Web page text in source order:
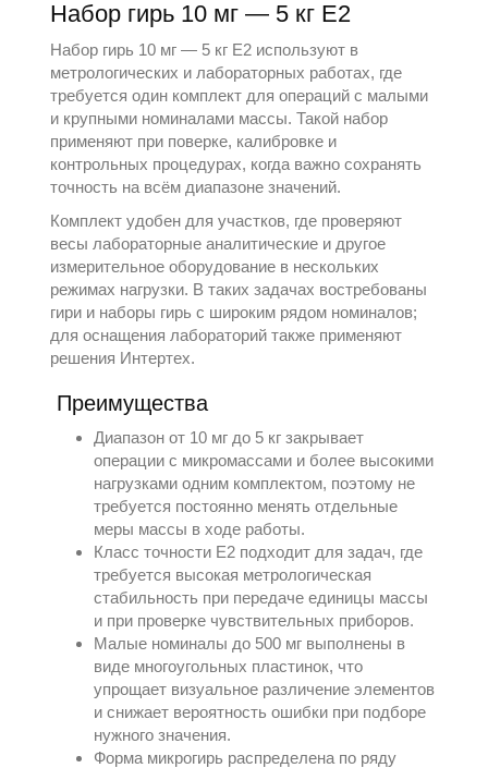
Набор гирь 10 мг — 5 кг Е2
Набор гирь 10 мг — 5 кг Е2 используют в
метрологических и лабораторных работах, где
требуется один комплект для операций с малыми
и крупными номиналами массы. Такой набор
применяют при поверке, калибровке и
контрольных процедурах, когда важно сохранять
точность на всём диапазоне значений.
Комплект удобен для участков, где проверяют
весы лабораторные аналитические и другое
измерительное оборудование в нескольких
режимах нагрузки. В таких задачах востребованы
гири и наборы гирь с широким рядом номиналов;
для оснащения лабораторий также применяют
решения Интертех.
Преимущества
Диапазон от 10 мг до 5 кг закрывает
операции с микромассами и более высокими
нагрузками одним комплектом, поэтому не
требуется постоянно менять отдельные
меры массы в ходе работы.
Класс точности Е2 подходит для задач, где
требуется высокая метрологическая
стабильность при передаче единицы массы
и при проверке чувствительных приборов.
Малые номиналы до 500 мг выполнены в
виде многоугольных пластинок, что
упрощает визуальное различение элементов
и снижает вероятность ошибки при подборе
нужного значения.
Форма микрогирь распределена по ряду